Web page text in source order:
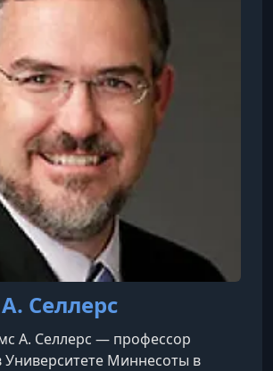
наград за
в Университете Флориды,
«Учитель года» в
Селлерс
А. Селлерс — профессор
Университете Миннесоты в